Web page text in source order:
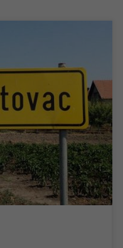
мрежи, у среду
биће обустављена
месту Банатски
остати бунарске
овог насељеног
периоду биће